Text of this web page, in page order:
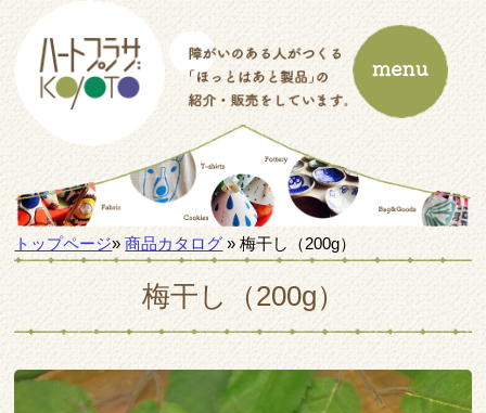
トップページ»商品カタログ » 梅干し（200g）
梅干し（200g）